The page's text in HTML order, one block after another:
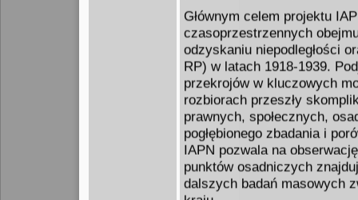
Głównym celem projektu
czasoprzestrzennych
odzyskaniu niepodległości
RP) w latach 1918-1939.
przekrojów w kluczowych
rozbiorach przeszły
prawnych, społecznych,
pogłębionego zbadania i
IAPN pozwala na
punktów osadniczych
dalszych badań masowych